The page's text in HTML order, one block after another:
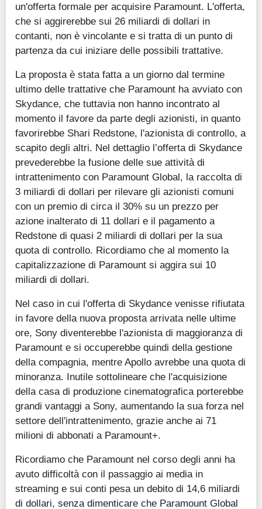
un'offerta formale per acquisire Paramount. L'offerta,
che si aggirerebbe sui 26 miliardi di dollari in
contanti, non è vincolante e si tratta di un punto di
partenza da cui iniziare delle possibili trattative.
La proposta è stata fatta a un giorno dal termine
ultimo delle trattative che Paramount ha avviato con
Skydance, che tuttavia non hanno incontrato al
momento il favore da parte degli azionisti, in quanto
favorirebbe Shari Redstone, l'azionista di controllo, a
scapito degli altri. Nel dettaglio l’offerta di Skydance
prevederebbe la fusione delle sue attività di
intrattenimento con Paramount Global, la raccolta di
3 miliardi di dollari per rilevare gli azionisti comuni
con un premio di circa il 30% su un prezzo per
azione inalterato di 11 dollari e il pagamento a
Redstone di quasi 2 miliardi di dollari per la sua
quota di controllo. Ricordiamo che al momento la
capitalizzazione di Paramount si aggira sui 10
miliardi di dollari.
Nel caso in cui l'offerta di Skydance venisse rifiutata
in favore della nuova proposta arrivata nelle ultime
ore, Sony diventerebbe l'azionista di maggioranza di
Paramount e si occuperebbe quindi della gestione
della compagnia, mentre Apollo avrebbe una quota di
minoranza. Inutile sottolineare che l'acquisizione
della casa di produzione cinematografica porterebbe
grandi vantaggi a Sony, aumentando la sua forza nel
settore dell'intrattenimento, grazie anche ai 71
milioni di abbonati a Paramount+.
Ricordiamo che Paramount nel corso degli anni ha
avuto difficoltà con il passaggio ai media in
streaming e sui conti pesa un debito di 14,6 miliardi
di dollari, senza dimenticare che Paramount Global